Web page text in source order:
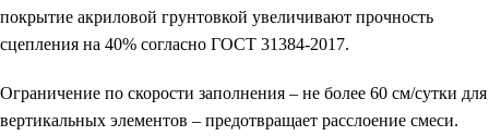
покрытие акриловой грунтовкой увеличивают прочность
сцепления на 40% согласно ГОСТ 31384-2017.
Ограничение по скорости заполнения – не более 60 см/сутки для
вертикальных элементов – предотвращает расслоение смеси.